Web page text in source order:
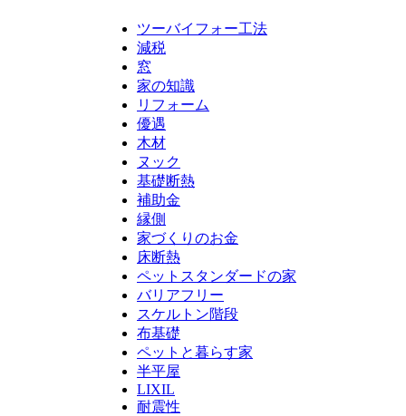
ツーバイフォー工法
減税
窓
家の知識
リフォーム
優遇
木材
ヌック
基礎断熱
補助金
縁側
家づくりのお金
床断熱
ペットスタンダードの家
バリアフリー
スケルトン階段
布基礎
ペットと暮らす家
半平屋
LIXIL
耐震性